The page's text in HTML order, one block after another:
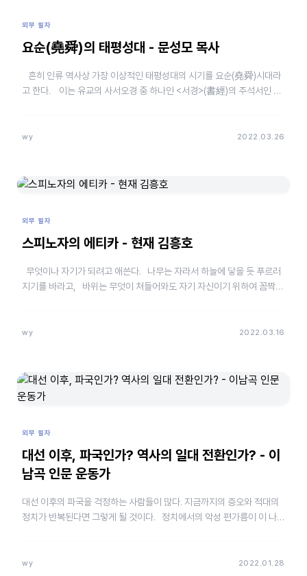
외부 필자
요순(堯舜)의 태평성대 - 문성모 목사
흔히 인류 역사상 가장 이상적인 태평성대의 시기를 요순(堯舜)시대라
고 한다. 이는 유교의 사서오경 중 하나인 <서경>(書經)의 주석서인 <
wy 2022.03.26
외부 필자
스피노자의 에티카 - 현재 김흥호
무엇이나 자기가 되려고 애쓴다. 나무는 자라서 하늘에 닿을 듯 푸르러
지기를 바라고, 바위는 무엇이 쳐들어와도 자기 자신이기 위하여 꼼짝하
wy 2022.03.16
외부 필자
대선 이후, 파국인가? 역사의 일대 전환인가? - 이
남곡 인문 운동가
대선 이후의 파국을 걱정하는 사람들이 많다. 지금까지의 증오와 적대의
정치가 반복된다면 그렇게 될 것이다. 정치에서의 악성 편가름이 이 나라
wy 2022.01.28